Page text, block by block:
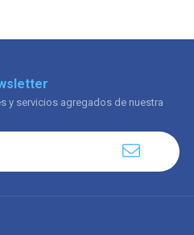
y servicios agregados de nuestra